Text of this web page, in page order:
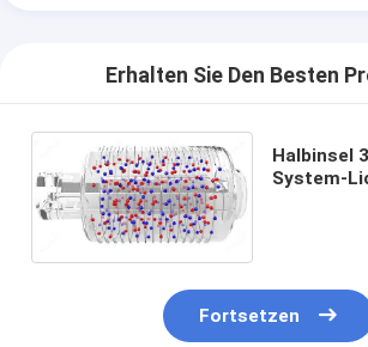
Erhalten Sie Den Besten
Halbinsel
System-
Fortsetzen